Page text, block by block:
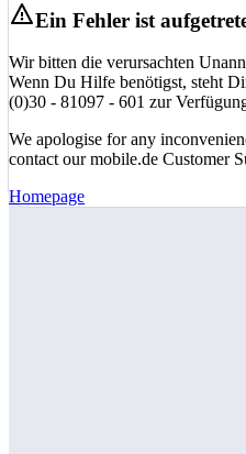
Ein Fehler ist
Wir bitten die verursachten
Wenn Du Hilfe benötigst, steht
(0)30 - 81097 - 601 zur
We apologise for any
contact our mobile.de Customer
Homepage